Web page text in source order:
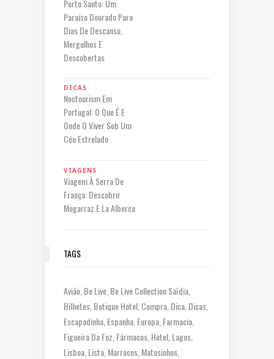
Porto Santo: Um
Paraíso Dourado Para
Dias De Descanso,
Mergulhos E
Descobertas
DICAS
Noctourism Em
Portugal: O Que É E
Onde O Viver Sob Um
Céu Estrelado
VIAGENS
Viagem À Serra De
França: Descobrir
Mogarraz E La Alberca
TAGS
Avião Be Live Be Live Collection Saïdia
Bilhetes Botique Hotel Compra Dica Dicas
Escapadinha Espanha Europa Farmacia
Figueira Da Foz Fármacos Hotel Lagos
Lisboa Lista Marrocos Matosinhos